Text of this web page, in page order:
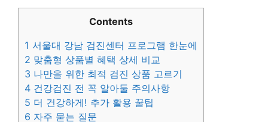
Contents
1 서울대 강남 검진센터 프로그램 한눈에
2 맞춤형 상품별 혜택 상세 비교
3 나만을 위한 최적 검진 상품 고르기
4 건강검진 전 꼭 알아둘 주의사항
5 더 건강하게! 추가 활용 꿀팁
6 자주 묻는 질문